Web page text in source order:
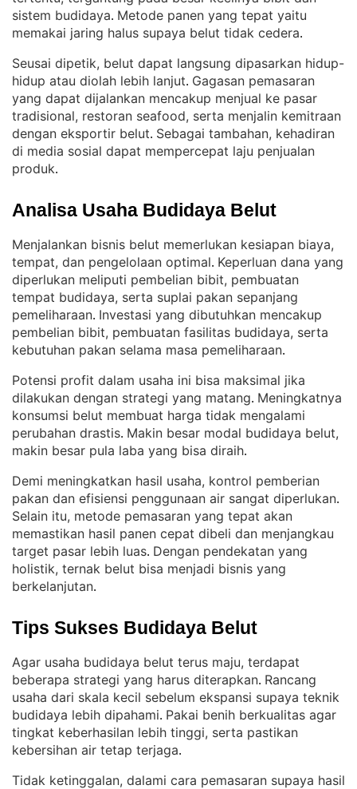
sistem budidaya. Metode panen yang tepat yaitu
memakai jaring halus supaya belut tidak cedera.
Seusai dipetik, belut dapat langsung dipasarkan hidup-
hidup atau diolah lebih lanjut. Gagasan pemasaran
yang dapat dijalankan mencakup menjual ke pasar
tradisional, restoran seafood, serta menjalin kemitraan
dengan eksportir belut. Sebagai tambahan, kehadiran
di media sosial dapat mempercepat laju penjualan
produk.
Analisa Usaha Budidaya Belut
Menjalankan bisnis belut memerlukan kesiapan biaya,
tempat, dan pengelolaan optimal. Keperluan dana yang
diperlukan meliputi pembelian bibit, pembuatan
tempat budidaya, serta suplai pakan sepanjang
pemeliharaan. Investasi yang dibutuhkan mencakup
pembelian bibit, pembuatan fasilitas budidaya, serta
kebutuhan pakan selama masa pemeliharaan.
Potensi profit dalam usaha ini bisa maksimal jika
dilakukan dengan strategi yang matang. Meningkatnya
konsumsi belut membuat harga tidak mengalami
perubahan drastis. Makin besar modal budidaya belut,
makin besar pula laba yang bisa diraih.
Demi meningkatkan hasil usaha, kontrol pemberian
pakan dan efisiensi penggunaan air sangat diperlukan
Selain itu, metode pemasaran yang tepat akan
memastikan hasil panen cepat dibeli dan menjangkau
target pasar lebih luas. Dengan pendekatan yang
holistik, ternak belut bisa menjadi bisnis yang
berkelanjutan.
Tips Sukses Budidaya Belut
Agar usaha budidaya belut terus maju, terdapat
beberapa strategi yang harus diterapkan. Rancang
usaha dari skala kecil sebelum ekspansi supaya teknik
budidaya lebih dipahami. Pakai benih berkualitas agar
tingkat keberhasilan lebih tinggi, serta pastikan
kebersihan air tetap terjaga.
Tidak ketinggalan, dalami cara pemasaran supaya hasil